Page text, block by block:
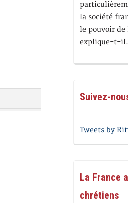
la société
le pouvoir
explique-t-il.
Suivez-
Tweets by
La France
chrétiens